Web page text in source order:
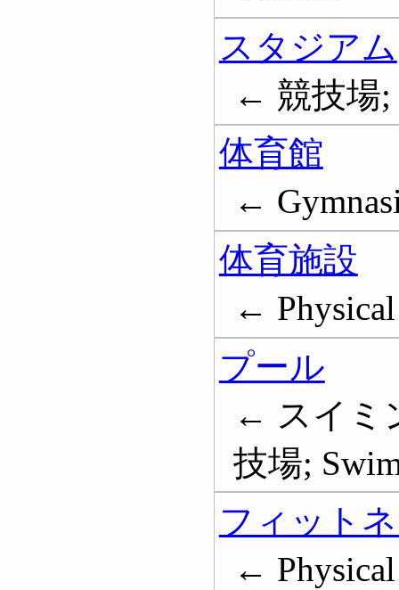
スタジアム
← 競技場;
体育館
←
体育施設
←
プール
← スイミ
技場;
フィット
← Physical